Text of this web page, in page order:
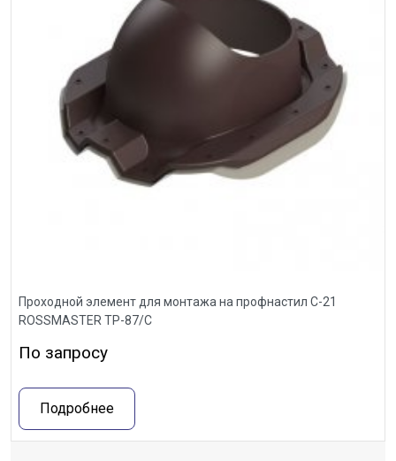
Проходной элемент для монтажа на профнастил С-21
ROSSMASTER ТР-87/С
По запросу
Подробнее